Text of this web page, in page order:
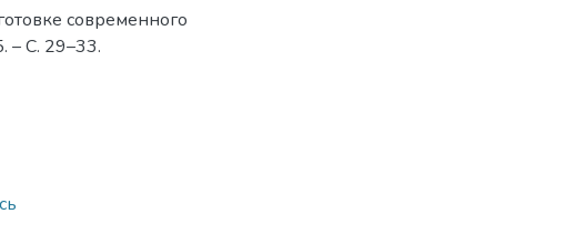
современного
– С. 29–33.